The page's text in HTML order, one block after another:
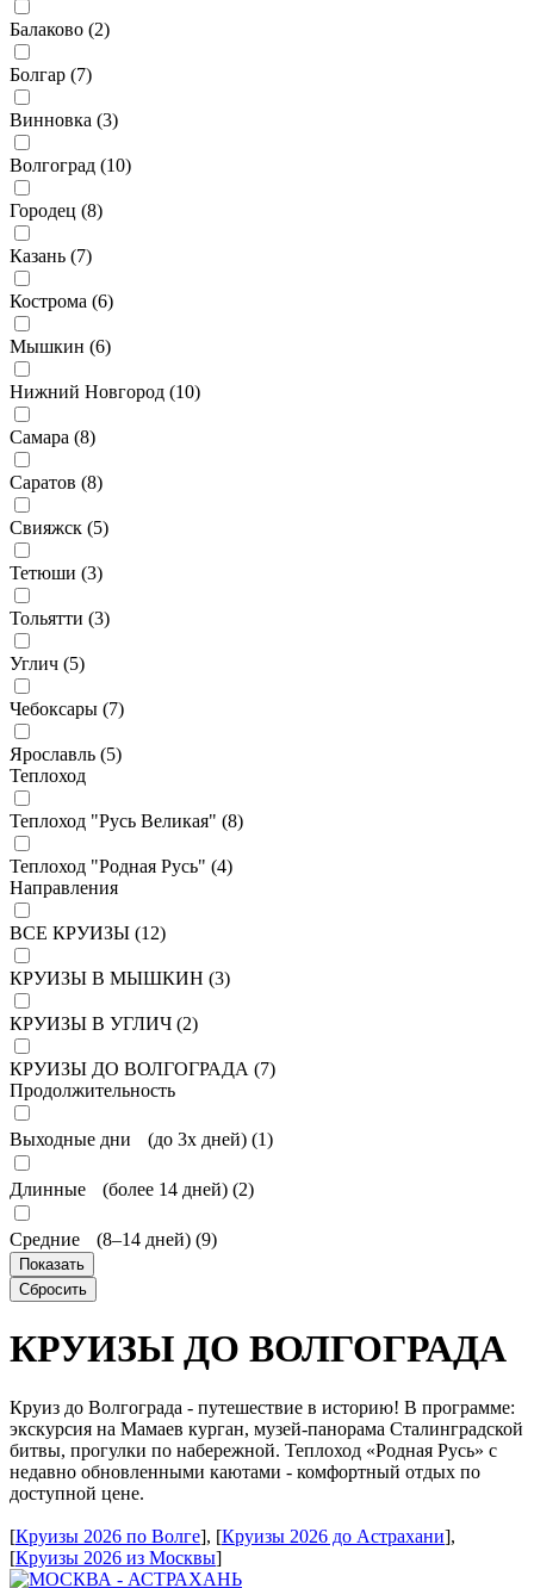
Балаково (2)
Болгар (7)
Винновка (3)
Волгоград (10)
Городец (8)
Казань (7)
Кострома (6)
Мышкин (6)
Нижний Новгород (10)
Самара (8)
Саратов (8)
Свияжск (5)
Тетюши (3)
Тольятти (3)
Углич (5)
Чебоксары (7)
Ярославль (5)
Теплоход
Теплоход "Русь Великая" (8)
Теплоход "Родная Русь" (4)
Направления
ВСЕ КРУИЗЫ (12)
КРУИЗЫ В МЫШКИН (3)
КРУИЗЫ В УГЛИЧ (2)
КРУИЗЫ ДО ВОЛГОГРАДА (7)
Продолжительность
Выходные дни (до 3х дней) (1)
Длинные (более 14 дней) (2)
Средние (8–14 дней) (9)
КРУИЗЫ ДО ВОЛГОГРАДА
Круиз до Волгограда - путешествие в историю! В программе:
экскурсия на Мамаев курган, музей-панорама Сталинградской
битвы, прогулки по набережной. Теплоход «Родная Русь» с
недавно обновленными каютами - комфортный отдых по
доступной цене.
[Круизы 2026 по Волге], [Круизы 2026 до Астрахани],
[Круизы 2026 из Москвы]